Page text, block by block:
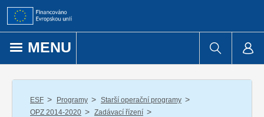
Přejít k obsahu
MENU
ESF / Programy / Starší operační programy /
OPZ 2014-2020 / Zadávací řízení /